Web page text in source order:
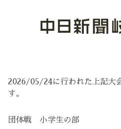
2026/05/24に行われた上記大
す。
団体戦 小学生の部